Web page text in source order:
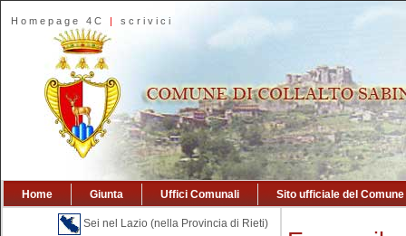
Homepage 4C | scrivici
Home Giunta Uffici Comunali Sito ufficiale del Comune
Sei nel Lazio (nella Provincia di Rieti)